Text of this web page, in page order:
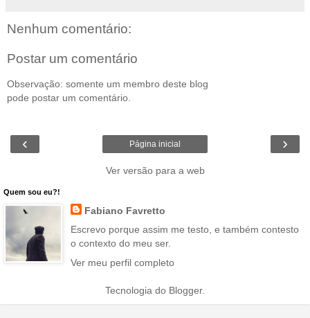
Nenhum comentário:
Postar um comentário
Observação: somente um membro deste blog
pode postar um comentário.
‹ ›
Página inicial
Ver versão para a web
Quem sou eu?!
Fabiano Favretto
Escrevo porque assim me testo, e também contesto
o contexto do meu ser.
Ver meu perfil completo
Tecnologia do Blogger.